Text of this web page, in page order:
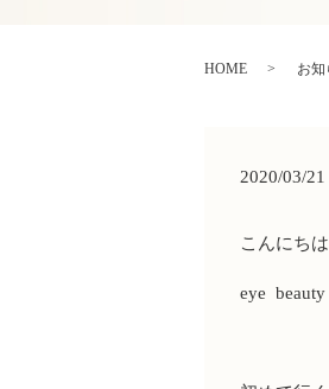
HOME お知
2020/03/21
こんにち
eye beauty